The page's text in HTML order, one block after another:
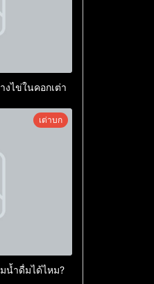
งไข่ในคอกเต่า
เต่าบก
น้ำดื่มได้ไหม?